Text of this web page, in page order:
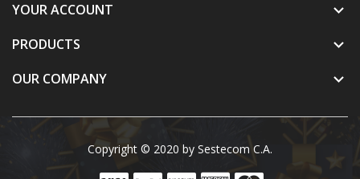
YOUR ACCOUNT

PRODUCTS 
OUR COMPANY 
Copyright © 2020 by Sestecom C.A.